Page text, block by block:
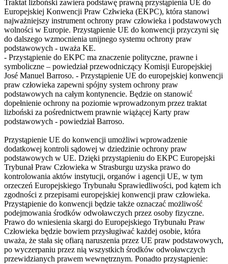
Traktat lizboński zawiera podstawę prawną przystąpienia UE do
Europejskiej Konwencji Praw Człwieka (EKPC), która stanowi
najważniejszy instrument ochrony praw człowieka i podstawowych
wolności w Europie. Przystąpienie UE do konwencji przyczyni się
do dalszego wzmocnienia unijnego systemu ochrony praw
podstawowych - uważa KE.
- Przystąpienie do EKPC ma znaczenie polityczne, prawne i
symboliczne – powiedział przewodniczący Komisji Europejskiej
José Manuel Barroso. - Przystąpienie UE do europejskiej konwencji
praw człowieka zapewni spójny system ochrony praw
podstawowych na całym kontynencie. Będzie on stanowić
dopełnienie ochrony na poziomie wprowadzonym przez traktat
lizboński za pośrednictwem prawnie wiążącej Karty praw
podstawowych - powiedział Barroso.
Przystąpienie UE do konwencji umożliwi wprowadzenie
dodatkowej kontroli sądowej w dziedzinie ochrony praw
podstawowych w UE. Dzięki przystąpieniu do EKPC Europejski
Trybunał Praw Człowieka w Strasburgu uzyska prawo do
kontrolowania aktów instytucji, organów i agencji UE, w tym
orzeczeń Europejskiego Trybunału Sprawiedliwości, pod kątem ich
zgodności z przepisami europejskiej konwencji praw człowieka.
Przystąpienie do konwencji będzie także oznaczać możliwość
podejmowania środków odwoławczych przez osoby fizyczne.
Prawo do wniesienia skargi do Europejskiego Trybunału Praw
Człowieka będzie bowiem przysługiwać każdej osobie, która
uważa, że stała się ofiarą naruszenia przez UE praw podstawowych,
po wyczerpaniu przez nią wszystkich środków odwoławczych
przewidzianych prawem wewnętrznym. Ponadto przystąpienie: